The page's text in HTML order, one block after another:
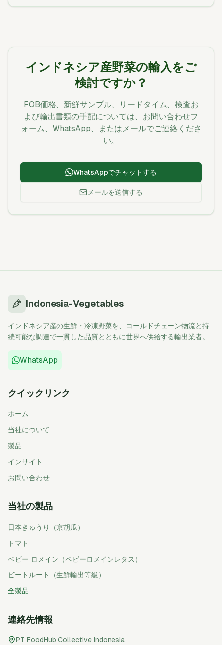
インドネシア産野菜の輸入をご
検討ですか？
FOB価格、新鮮サンプル、リードタイム、検査お
よび輸出書類の手配については、お問い合わせフ
ォーム、WhatsApp、またはメールでご連絡くださ
い。
WhatsAppでチャットする
メールを送信する
Indonesia-Vegetables
インドネシア産の生鮮・冷凍野菜を、コールドチェーン物流と持
続可能な調達で一貫した品質とともに世界へ供給する輸出業者。
WhatsApp
クイックリンク
ホーム
当社について
製品
インサイト
お問い合わせ
当社の製品
日本きゅうり（京胡瓜）
トマト
ベビー ロメイン（ベビーロメインレタス）
ビートルート（生鮮輸出等級）
全製品
連絡先情報
PT FoodHub Collective Indonesia